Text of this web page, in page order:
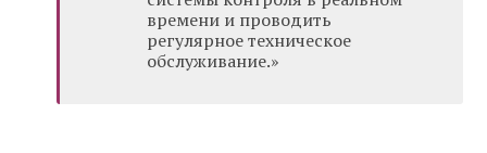
времени и проводить
регулярное техническое
обслуживание.»